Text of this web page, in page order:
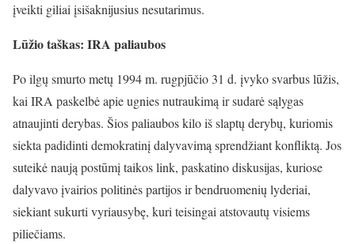
įveikti giliai įsišaknijusius nesutarimus.
Lūžio taškas: IRA paliaubos
Po ilgų smurto metų 1994 m. rugpjūčio 31 d. įvyko svarbus lūžis,
kai IRA paskelbė apie ugnies nutraukimą ir sudarė sąlygas
atnaujinti derybas. Šios paliaubos kilo iš slaptų derybų, kuriomis
siekta padidinti demokratinį dalyvavimą sprendžiant konfliktą. Jos
suteikė naują postūmį taikos link, paskatino diskusijas, kuriose
dalyvavo įvairios politinės partijos ir bendruomenių lyderiai,
siekiant sukurti vyriausybę, kuri teisingai atstovautų visiems
piliečiams.